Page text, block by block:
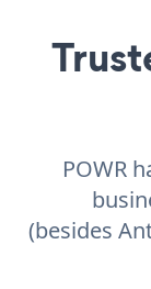
POWR
(besides